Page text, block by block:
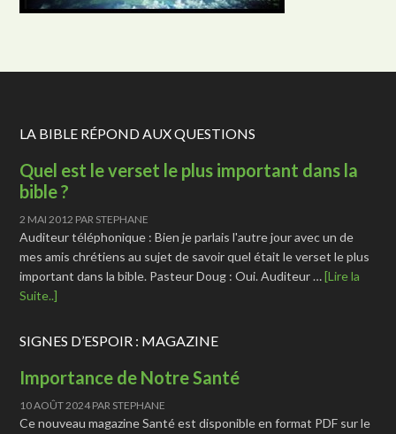
LA BIBLE RÉPOND AUX QUESTIONS
Quel est le verset le plus important dans la
bible ?
2 MAI 2012 PAR STEPHANE
Auditeur téléphonique : Bien je parlais l'autre jour avec un de
mes amis chrétiens au sujet de savoir quel était le verset le plus
important dans la bible. Pasteur Doug : Oui. Auditeur …[Lire la
Suite..]
SIGNES D’ESPOIR : MAGAZINE
Importance de Notre Santé
10 AOÛT 2024PAR STEPHANE
Ce nouveau magazine Santé est disponible en format PDF sur le